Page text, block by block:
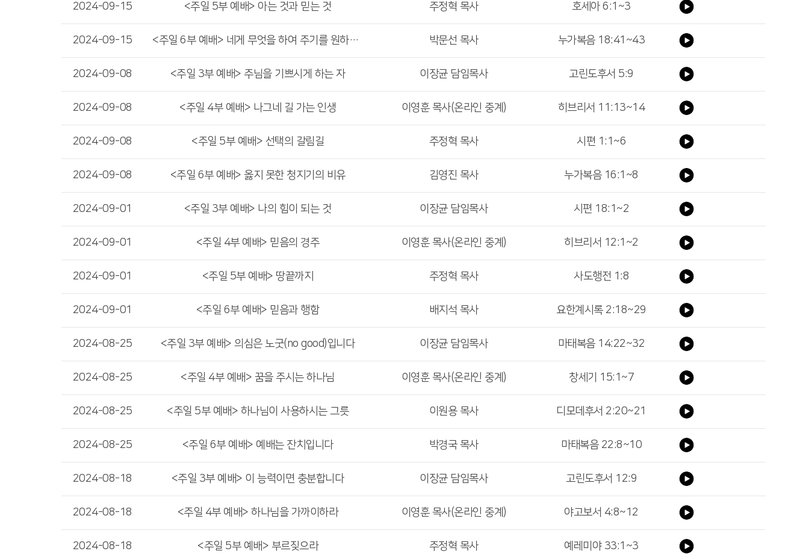
2024-09-15 <주일 5부 예배> 아는 것과 믿는 것 주정혁 목사 호세아 6:1~3
2024-09-15 <주일 6부 예배> 네게 무엇을 하여 주기를 원하느냐 박문선 목사 누가복음 18:41~43
2024-09-08 <주일 3부 예배> 주님을 기쁘시게 하는 자 이장균 담임목사 고린도후서 5:9
2024-09-08 <주일 4부 예배> 나그네 길 가는 인생 이영훈 목사(온라인 중계) 히브리서 11:13~14
2024-09-08 <주일 5부 예배> 선택의 갈림길 주정혁 목사 시편 1:1~6
2024-09-08 <주일 6부 예배> 옳지 못한 청지기의 비유 김영진 목사 누가복음 16:1~8
2024-09-01 <주일 3부 예배> 나의 힘이 되는 것 이장균 담임목사 시편 18:1~2
2024-09-01 <주일 4부 예배> 믿음의 경주 이영훈 목사(온라인 중계) 히브리서 12:1~2
2024-09-01 <주일 5부 예배> 땅끝까지 주정혁 목사 사도행전 1:8
2024-09-01 <주일 6부 예배> 믿음과 행함 배지석 목사 요한계시록 2:18~29
2024-08-25 <주일 3부 예배> 의심은 노굿(no good)입니다 이장균 담임목사 마태복음 14:22~32
2024-08-25 <주일 4부 예배> 꿈을 주시는 하나님 이영훈 목사(온라인 중계) 창세기 15:1~7
2024-08-25 <주일 5부 예배> 하나님이 사용하시는 그릇 이원용 목사 디모데후서 2:20~21
2024-08-25 <주일 6부 예배> 예배는 잔치입니다 박경국 목사 마태복음 22:8~10
2024-08-18 <주일 3부 예배> 이 능력이면 충분합니다 이장균 담임목사 고린도후서 12:9
2024-08-18 <주일 4부 예배> 하나님을 가까이하라 이영훈 목사(온라인 중계) 야고보서 4:8~12
2024-08-18 <주일 5부 예배> 부르짖으라 주정혁 목사 예레미야 33:1~3